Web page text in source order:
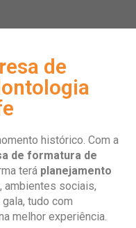
de
histórico. Com a
de formatura de
terá planejamento
ambientes sociais,
tudo com
melhor experiência.